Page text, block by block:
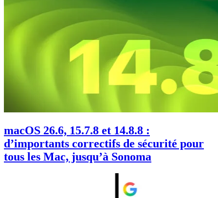
macOS 26.6, 15.7.8 et 14.8.8 :
d’importants correctifs de sécurité pour
tous les Mac, jusqu’à Sonoma